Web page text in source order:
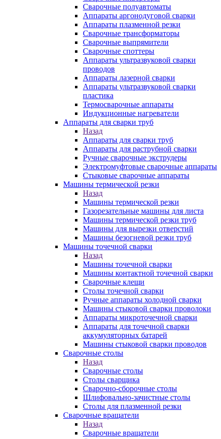
Сварочные полуавтоматы
Аппараты аргонодуговой сварки
Аппараты плазменной резки
Сварочные трансформаторы
Сварочные выпрямители
Сварочные споттеры
Аппараты ультразвуковой сварки
проводов
Аппараты лазерной сварки
Аппараты ультразвуковой сварки
пластика
Термосварочные аппараты
Индукционные нагреватели
Аппараты для сварки труб
Назад
Аппараты для сварки труб
Аппараты для раструбной сварки
Ручные сварочные экструдеры
Электромуфтовые сварочные аппараты
Стыковые сварочные аппараты
Машины термической резки
Назад
Машины термической резки
Газорезательные машины для листа
Машины термической резки труб
Машины для вырезки отверстий
Машины безогневой резки труб
Машины точечной сварки
Назад
Машины точечной сварки
Машины контактной точечной сварки
Сварочные клещи
Столы точечной сварки
Ручные аппараты холодной сварки
Машины стыковой сварки проволоки
Аппараты микроточечной сварки
Аппараты для точечной сварки
аккумуляторных батарей
Машины стыковой сварки проводов
Сварочные столы
Назад
Сварочные столы
Столы сварщика
Сварочно-сборочные столы
Шлифовально-зачистные столы
Столы для плазменной резки
Сварочные вращатели
Назад
Сварочные вращатели